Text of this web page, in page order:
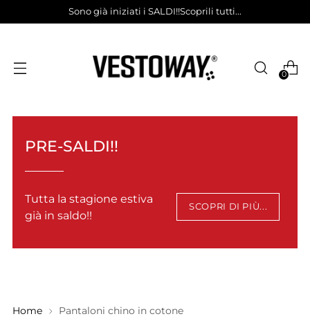
Sono già iniziati i SALDI!!Scoprili tutti...
0
PRE-SALDI!!
Tutta la stagione estiva
già in saldo!!
SCOPRI DI PIÙ...
Home Pantaloni chino in cotone